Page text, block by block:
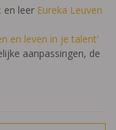
en leer Eureka Leuven
en leven in je talent'
aanpassingen, de